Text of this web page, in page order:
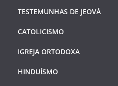
TESTEMUNHAS DE JEOVÁ
CATOLICISMO
IGREJA ORTODOXA
HINDUÍSMO